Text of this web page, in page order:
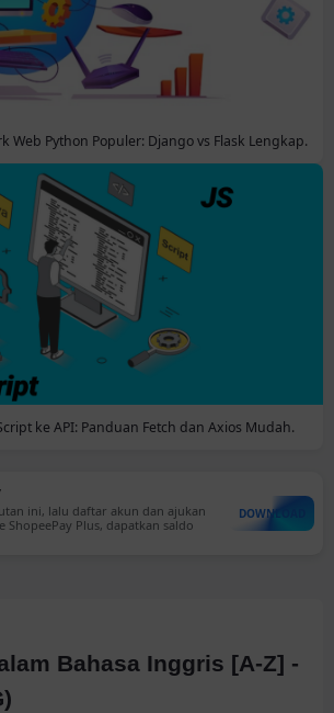
Web Python Populer: Django vs Flask Lengkap.
ke API: Panduan Fetch dan Axios Mudah.
- BNC
akun baru, dapatkan hadiah
baru hingga 20 Juta! (Promo
DOWNLOAD
Bahasa Inggris [A-Z] -